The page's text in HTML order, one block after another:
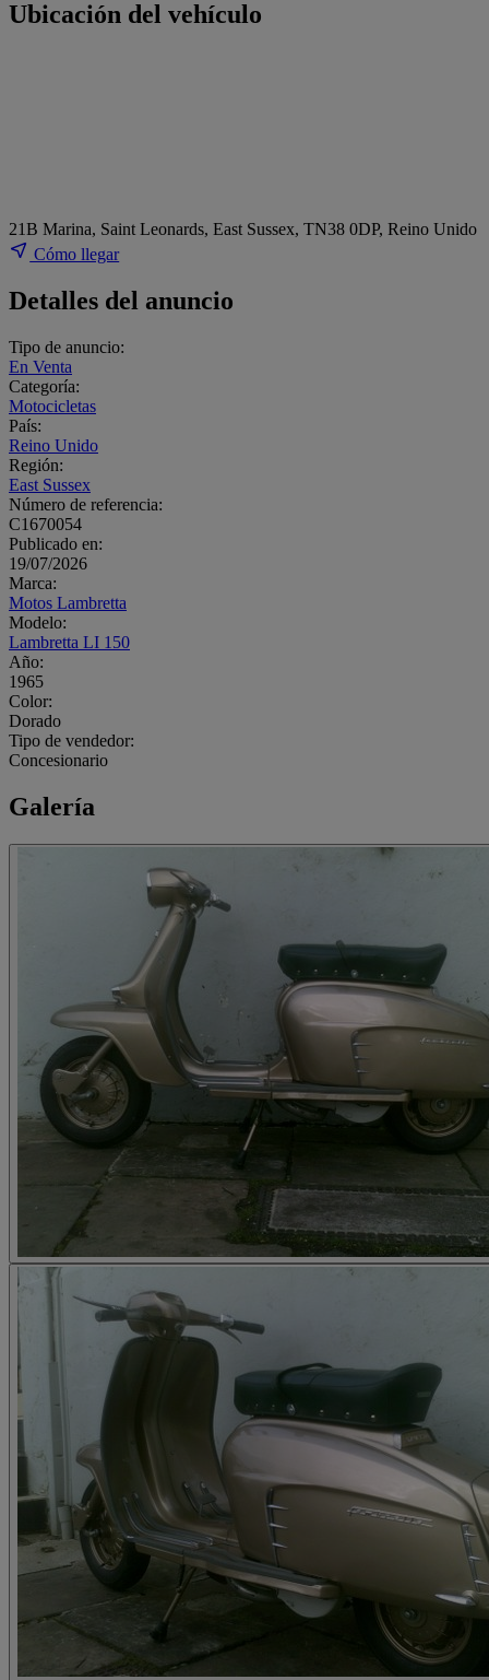
Ubicación del vehículo
21B Marina, Saint Leonards, East Sussex, TN38 0DP, Reino Unido
Cómo llegar
Detalles del anuncio
Tipo de anuncio:
En Venta
Categoría:
Motocicletas
País:
Reino Unido
Región:
East Sussex
Número de referencia:
C1670054
Publicado en:
19/07/2026
Marca:
Motos Lambretta
Modelo:
Lambretta LI 150
Año:
1965
Color:
Dorado
Tipo de vendedor:
Concesionario
Galería